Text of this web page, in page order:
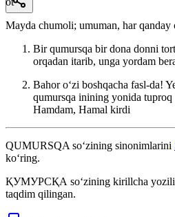
Mayda chumoli; umuman, har qanday
Bir qumursqa bir dona donni
orqadan itarib, unga yordam
Bahor oʻzi boshqacha fasl-da!
qumursqa inining yonida
Hamdam, Hamal kirdi
QUMURSQA so‘zining sinonimlarini
ko‘ring.
ҚУМУРСҚА so‘zining kirillcha
taqdim qilingan.